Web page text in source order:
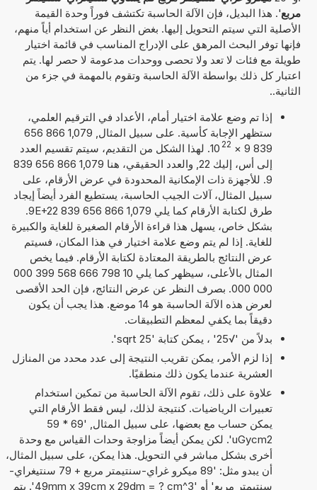
مربع'. هذا البديل، فإن الآلة الحاسبة تكتشف فوراً وحدة القيمة
الأصلية التي سيتم التحويل إليها. بغض النظر عن استخدام أياً منهم،
فإنها توفر البحث المرهق على الإدراج المناسب في قائمة اختيار
طويلة مع فئات لا تعد ولا تحصى ووحدات مدعومة لا حصر لها. يتم
اعتبار كل ذلك بواسطة الآلة الحاسبة وتقوم بالمهمة في جزء من
الثانية..
إذا تم وضع علامة اختيار أمام، الأعداد في الترقيم العلمي،
ستظهر الإجابة كأسية. على سبيل المثال, 1,079 866 656
839 9
×
10 22
. لهذا الشكل من التقديم، سيتم تقسيم العدد
إلى أس، إليك 22, والعدد الحقيقي، هنا 1,079 866 656 839
9. للأجهزة ذات الإمكانية المحدودة في عرض الأرقام، على
سبيل المثال، آلات الجيب الحاسبة، يستطيع الفرد أيضاً إيجاد
طرق لكتابة الأرقام كما يلي 1,079 866 656 839 9E+22.
بشكل خاص، يسهل هذا قراءة الأرقام الصغيرة للغاية والكبيرة
للغاية. إذا لم يتم وضع علامة اختيار في هذا المكان، فسيتم
عرض النتائج بالطريقة المعتادة لكتابة الأرقام. فيما يخص
المثال بالأعلى، سيظهر كما يلي 10 798 666 568 399 000
000 000. بصرف النظر عن عرض النتائج، فإن الحد الأقصى
لعرض هذه الآلة الحاسبة هو 14 موضع. هذا يجب أن يكون
دقيقاً بما يكفي لمعظم التطبيقات.
بدلاً من '√25' ، يمكن كتابة 'sqrt 25'.
إذا لزم الأمر، يمكن تقريب النتيجة إلى عدد محدد من المنازل
العشرية عندما يكون ذلك منطقيًا.
علاوة على ذلك، تقوم الآلة الحاسبة من تمكين استخدام
تعبيرات الرياضيات. كنتيجة لذلك، ليس فقط الأرقام التي
يمكن حساب مع بعضها، على سبيل المثال, '69 * 59
uGycm2'. لكن يمكن أيضاً مزاوجة وحدات القياس مع وحدة
أخرى بشكل مباشر في التحويل. هذا يمكن، على سبيل المثال،
أن يبدو مثل: '89 ميكرو غراي-سنتيمتر مربع + 79 سنتيغراي-
سنتيمتر مربع' أو '49mm x 39cm x 29dm = ? cm^3'. يتم